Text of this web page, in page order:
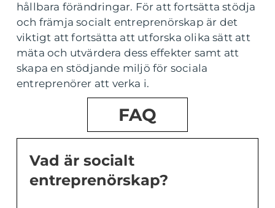
hållbara förändringar. För att fortsätta stödja
och främja socialt entreprenörskap är det
viktigt att fortsätta att utforska olika sätt att
mäta och utvärdera dess effekter samt att
skapa en stödjande miljö för sociala
entreprenörer att verka i.
FAQ
Vad är socialt
entreprenörskap?